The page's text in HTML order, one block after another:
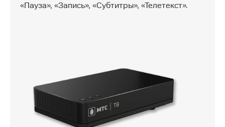
«Пауза», «Запись», «Субтитры», «Телетекст».